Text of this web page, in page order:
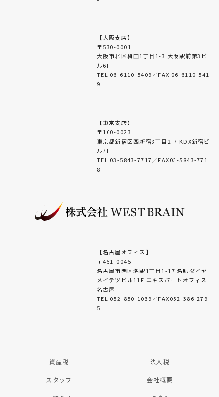
【大阪支店】
〒530-0001
大阪市北区梅田1丁目1-3 大阪駅前第3ビ
ル6F
TEL 06-6110-5409／FAX 06-6110-541
9
【東京支店】
〒160-0023
東京都新宿区西新宿3丁目2-7 KDX新宿ビ
ル7F
TEL 03-5843-7717／FAX03-5843-771
8
【名古屋オフィス】
〒451-0045
名古屋市西区名駅1丁目1-17 名駅ダイヤ
メイテツビル11F エキスパートオフィス
名古屋
TEL 052-850-1039／FAX052-386-279
5
資産税 法人税
スタッフ 会社概要